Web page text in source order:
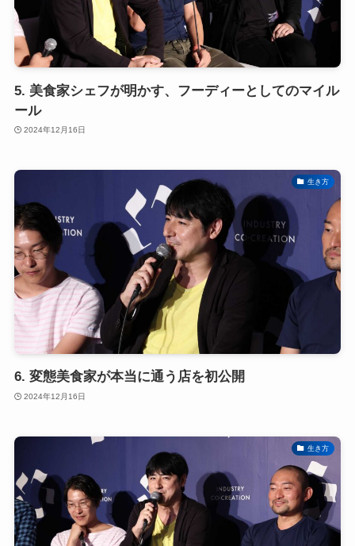
5. 美食家シェフが明かす、フーディーとしてのマイル
ール
2024年12月16日
生き方
6. 変態美食家が本当に通う店を初公開
2024年12月16日
生き方